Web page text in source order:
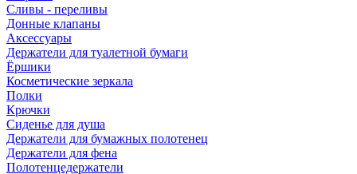
Сливы - переливы
Донные клапаны
Аксессуары
Держатели для туалетной бумаги
Ёршики
Косметические зеркала
Полки
Крючки
Сиденье для душа
Держатели для бумажных полотенец
Держатели для фена
Полотенцедержатели